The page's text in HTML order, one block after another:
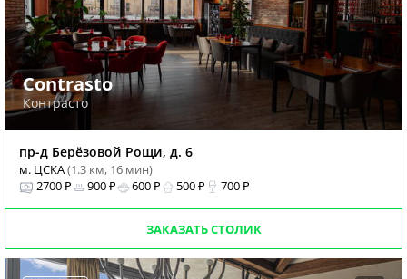
Contrasto
Контрасто
пр-д Берёзовой Рощи, д. 6
м. ЦСКА(1.3 км, 16 мин)
2700 ₽
900 ₽ 600 ₽ 500 ₽ 700 ₽
ЗАКАЗАТЬ СТОЛИК